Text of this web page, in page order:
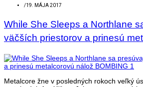
/19. MÁJA 2017
While She Sleeps a Northlane
väčších priestorov a prinesú
Metalcore žne v posledných rokoch veľký